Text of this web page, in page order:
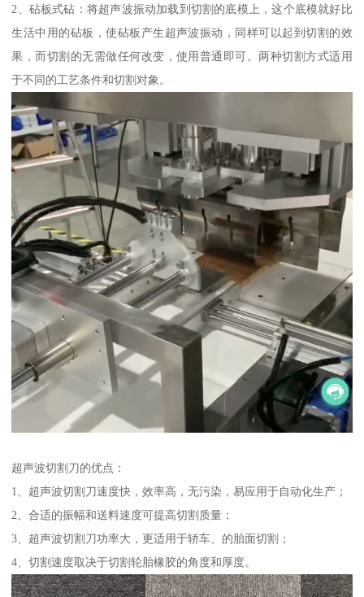
2、砧板式砧：将超声波振动加载到切割的底模上，这个底模就好比
生活中用的砧板，使砧板产生超声波振动，同样可以起到切割的效
果，而切割的无需做任何改变，使用普通即可。两种切割方式适用
于不同的工艺条件和切割对象。
超声波切割刀的优点：
1、超声波切割刀速度快，效率高，无污染，易应用于自动化生产；
2、合适的振幅和送料速度可提高切割质量；
3、超声波切割刀功率大，更适用于轿车、的胎面切割；
4、切割速度取决于切割轮胎橡胶的角度和厚度。